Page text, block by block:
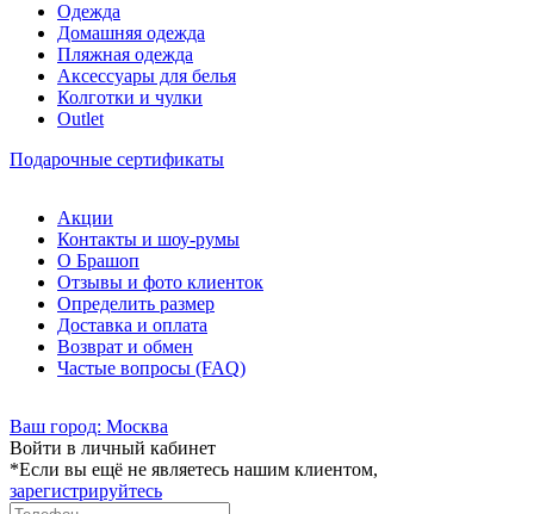
Одежда
Домашняя одежда
Пляжная одежда
Аксессуары для белья
Колготки и чулки
Outlet
Подарочные сертификаты
Акции
Контакты и шоу-румы
О Брашоп
Отзывы и фото клиенток
Определить размер
Доставка и оплата
Возврат и обмен
Частые вопросы (FAQ)
Ваш город: Москва
Войти в личный кабинет
*Если вы ещё не являетесь нашим клиентом,
зарегистрируйтесь